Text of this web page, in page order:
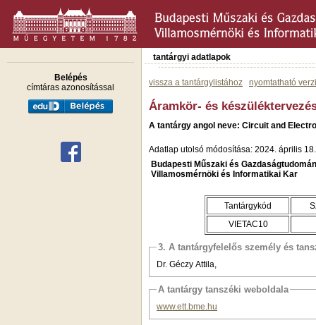
Belépés
címtáras azonosítással
tantárgyi adatlapok
vissza a tantárgylistához nyomtatható
Áramkör- és
A tantárgy angol neve: Circuit and
Adatlap utolsó módosítása: 2024. április 18.
Budapesti Műszaki és
Villamosmérnöki és Informatikai Kar
Tantárgykód
VIETAC10
3. A tantárgyfelelős személy és
Dr. Géczy Attila,
A tantárgy tanszéki weboldala
www.ett.bme.hu